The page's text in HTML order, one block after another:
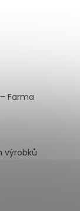
Farma
výrobků